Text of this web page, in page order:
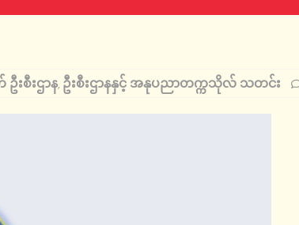
စီးဌာန, ဦးစီးဌာနနှင့် အနုပညာတက္ကသိုလ် သတင်း